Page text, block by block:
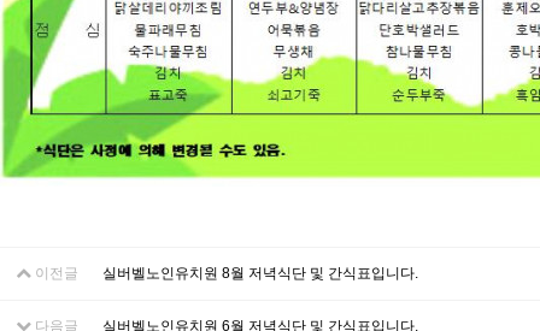
이전글 실버벨노인유치원 8월 저녁식단 및 간식표입니다.
다음글 실버벨노인유치원 6월 저녁식단 및 간식표입니다.